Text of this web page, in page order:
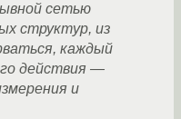
сетью
структур, из
каждый
действия —
и